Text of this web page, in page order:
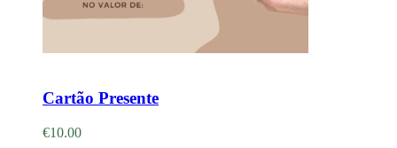
Cartão Presente
€10.00